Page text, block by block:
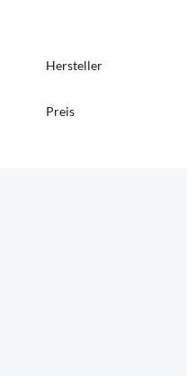
Hersteller
Preis